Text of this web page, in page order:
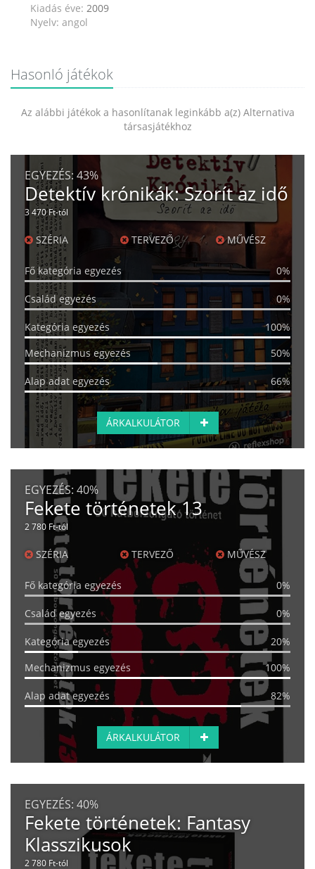
Kiadás éve: 2009
Nyelv: angol
Hasonló játékok
Az alábbi játékok a hasonlítanak leginkább a(z) Alternativa
társasjátékhoz
EGYEZÉS: 43%
Detektív krónikák: Szorít az idő
3 470 Ft-tól
SZÉRIA TERVEZŐ MŰVÉSZ
Fő kategória egyezés 0%
Család egyezés 0%
Kategória egyezés
100%
Mechanizmus egyezés
50%
Alap adat egyezés 66%
ÁRKALKULÁTOR
EGYEZÉS: 40%
Fekete történetek 13
2 780 Ft-tól
SZÉRIA TERVEZŐ MŰVÉSZ
Fő kategória egyezés 0%
Család egyezés 0%
Kategória egyezés
20%
Mechanizmus egyezés
100%
Alap adat egyezés 82%
ÁRKALKULÁTOR
EGYEZÉS: 40%
Fekete történetek: Fantasy
Klasszikusok
2 780 Ft-tól